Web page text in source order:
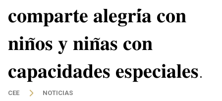
𝐜𝐨𝐦𝐩𝐚𝐫𝐭𝐞 𝐚𝐥𝐞𝐠𝐫𝐢́𝐚 𝐜𝐨𝐧
𝐧𝐢𝐧̃𝐨𝐬 𝐲 𝐧𝐢𝐧̃𝐚𝐬 𝐜𝐨𝐧
𝐜𝐚𝐩𝐚𝐜𝐢𝐝𝐚𝐝𝐞𝐬 𝐞𝐬𝐩𝐞𝐜𝐢𝐚𝐥𝐞𝐬.
CEE NOTICIAS